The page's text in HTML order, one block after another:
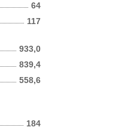
117
64
933,0
839,4
558,6
184